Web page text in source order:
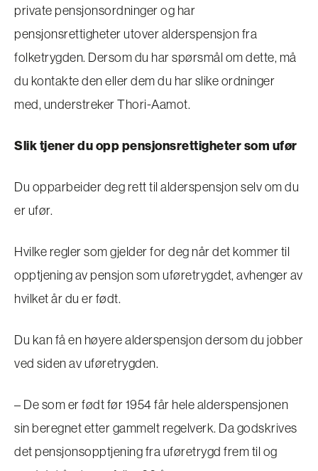
private pensjonsordninger og har
pensjonsrettigheter utover alderspensjon fra
folketrygden. Dersom du har spørsmål om dette, må
du kontakte den eller dem du har slike ordninger
med, understreker Thori-Aamot.
Slik tjener du opp pensjonsrettigheter som ufør
Du opparbeider deg rett til alderspensjon selv om du
er ufør.
Hvilke regler som gjelder for deg når det kommer til
opptjening av pensjon som uføretrygdet, avhenger av
hvilket år du er født.
Du kan få en høyere alderspensjon dersom du jobber
ved siden av uføretrygden.
– De som er født før 1954 får hele alderspensjonen
sin beregnet etter gammelt regelverk. Da godskrives
det pensjonsopptjening fra uføretrygd frem til og